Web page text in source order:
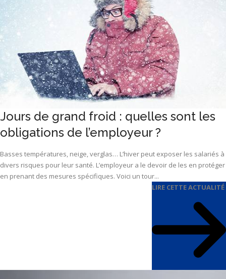
Jours de grand froid : quelles sont les
obligations de l’employeur ?
Basses températures, neige, verglas… L’hiver peut exposer les salariés à
divers risques pour leur santé. L’employeur a le devoir de les en protéger
en prenant des mesures spécifiques. Voici un tour...
LIRE CETTE ACTUALITÉ